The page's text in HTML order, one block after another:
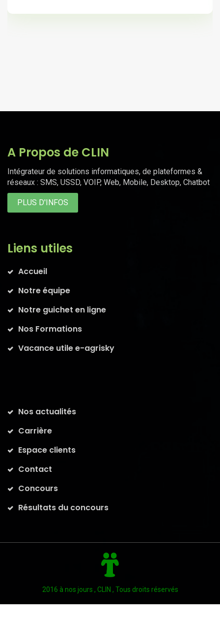
A Propos de CLIN
Intégrateur de solutions informatiques, de plateformes &
réseaux : SMS, USSD, VOIP, Web, Mobile, Desktop, Chatbot
PLUS D'INFOS
Liens utiles
Accueil
Notre équipe
Notre guichet en ligne
Nos Formations
Vacance utile e-agrisky
Nos actualités
Carrière
Espace clients
Contact
Concours
Résultats du concours
2016 à nos jours , CLIN , Tous droits réservés